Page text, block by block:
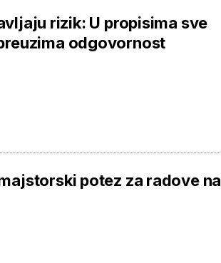
rizik: U propisima sve
odgovornost
potez za radove na